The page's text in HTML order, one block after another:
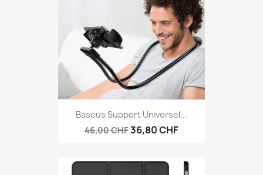
Baseus Support Universel...
46,00 CHF36,80 CHF